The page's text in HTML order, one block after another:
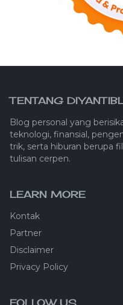
TENTANG
Blog personal yang
teknologi, finansial,
trik, serta hiburan berupa
tulisan cerpen.
LEARN MORE
Kontak
Partner
Disclaimer
Privacy Policy
FOLLOW US